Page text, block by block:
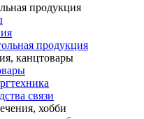
продукция
продукция
канцтовары
связи
хобби